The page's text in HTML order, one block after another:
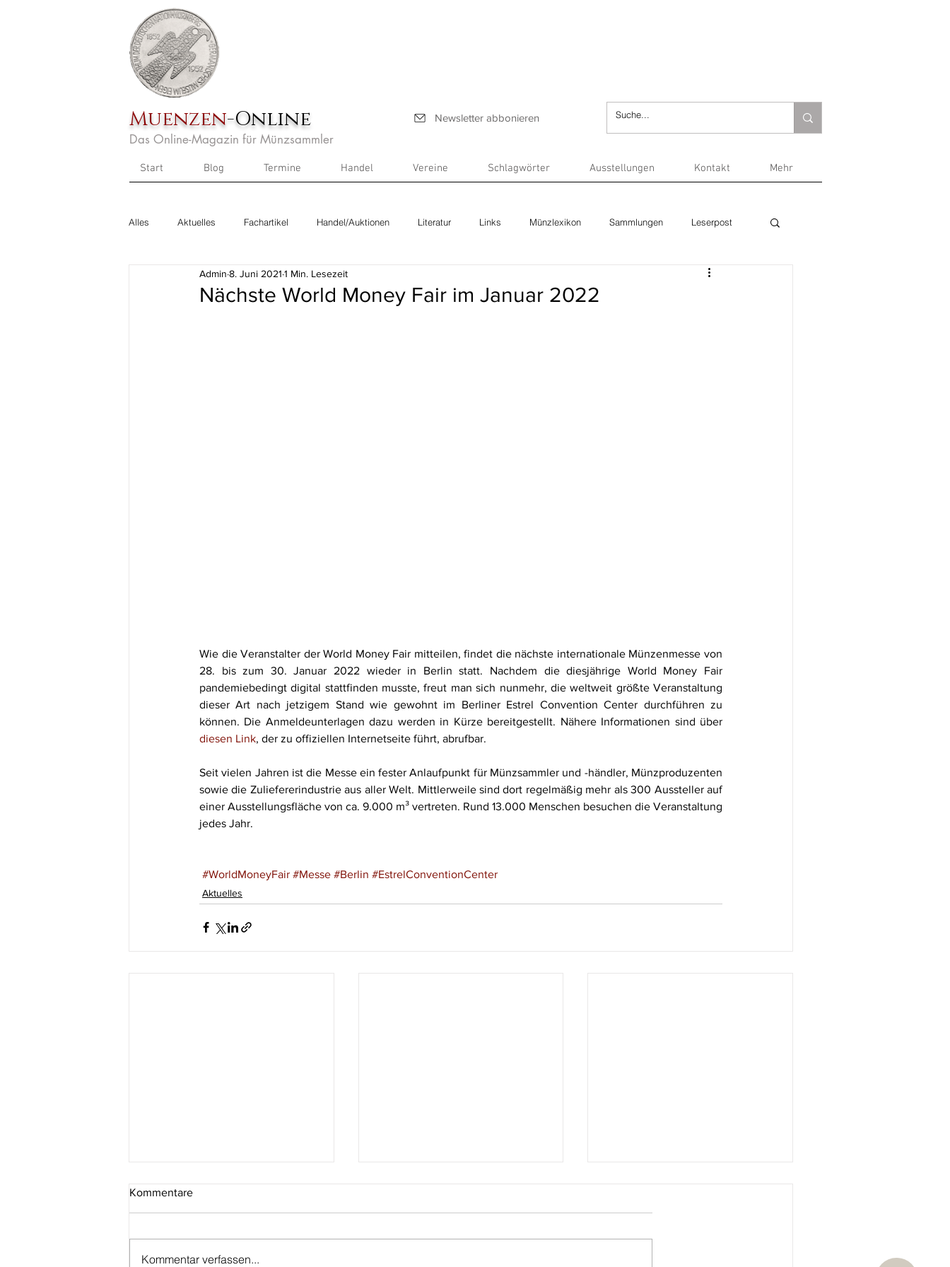
Muenzen-Online Newsletter abbonieren
Das Online-Magazin für Münzsammler
Start Blog Termine Handel Vereine Schlagwörter Ausstellungen Kontakt Mehr
Alles Aktuelles Fachartikel Handel/Auktionen Literatur Links Münzlexikon Sammlungen Leserpost
Nächste World Money Fair im Januar 2022
Admin 8. Juni 2021 1 Min. Lesezeit
Wie die Veranstalter der World Money Fair mitteilen, findet die nächste internationale Münzenmesse von
28. bis zum 30. Januar 2022 wieder in Berlin statt. Nachdem die diesjährige World Money Fair
pandemiebedingt digital stattfinden musste, freut man sich nunmehr, die weltweit größte Veranstaltung
dieser Art nach jetzigem Stand wie gewohnt im Berliner Estrel Convention Center durchführen zu
diesen Link, der zu offiziellen Internetseite führt, abrufbar.
Seit vielen Jahren ist die Messe ein fester Anlaufpunkt für Münzsammler und -händler, Münzproduzenten
sowie die Zuliefererindustrie aus aller Welt. Mittlerweile sind dort regelmäßig mehr als 300 Aussteller auf
einer Ausstellungsfläche von ca. 9.000 m³ vertreten. Rund 13.000 Menschen besuchen die Veranstaltung
jedes Jahr.
#WorldMoneyFair #Messe #Berlin #EstrelConventionCenter
Aktuelles
Kommentare
Kommentar verfassen...